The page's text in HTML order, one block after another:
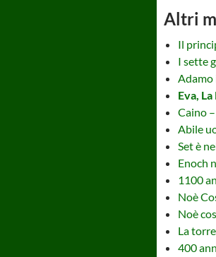
Altri
Il
I sette
Adamo
Eva,
Caino
Abile
Set è
Enoch
1100
Noè
Noè
La
400